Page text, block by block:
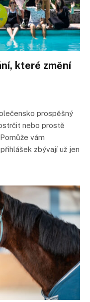
které změní
prospěšný
nebo prostě
vám
zbývají už jen